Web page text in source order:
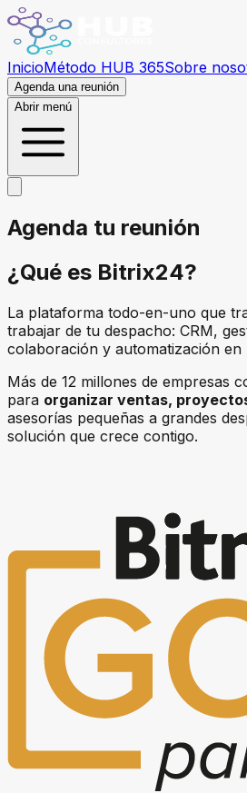
InicioMétodo HUB 365Sobre
Agenda una reunión
Abrir menú
Agenda tu reunión
¿Qué es Bitrix24?
La plataforma todo-en-uno que
trabajar de tu despacho: CRM,
colaboración y automatización en
Más de 12 millones de empresas
para organizar ventas,
asesorías pequeñas a grandes
solución que crece contigo.